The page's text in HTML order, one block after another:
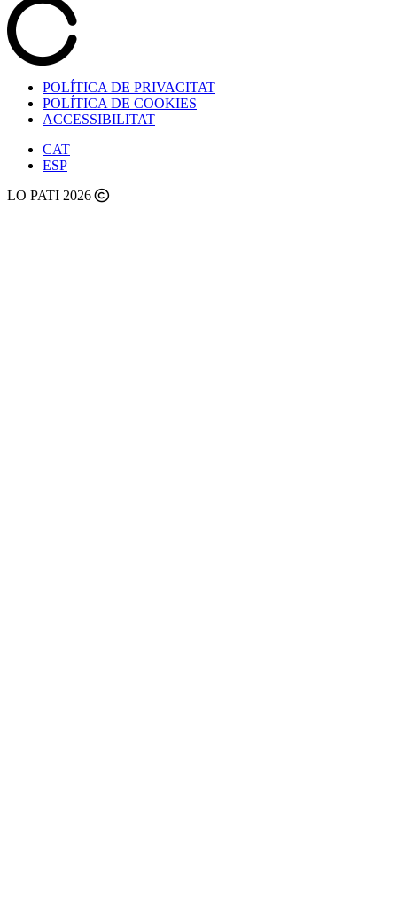
POLÍTICA DE PRIVACITAT
POLÍTICA DE COOKIES
ACCESSIBILITAT
CAT
ESP
LO PATI 2026